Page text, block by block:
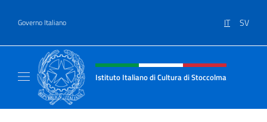
Governo Italiano IT SV
Intestazione sito, social e menù
Istituto Italiano di Cultura di Stoccolma